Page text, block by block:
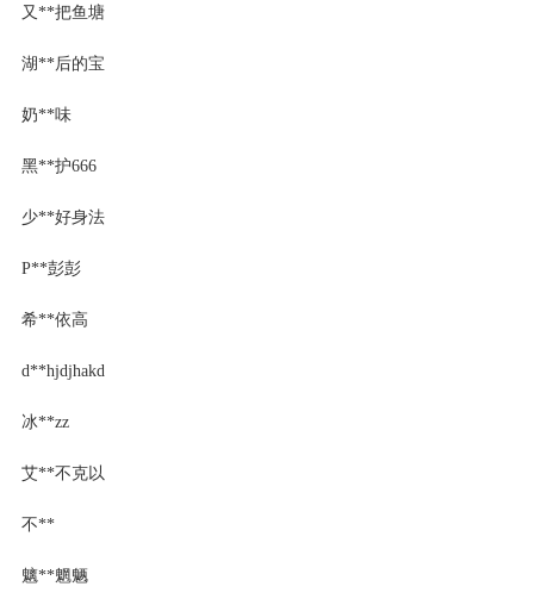
又**把鱼塘
湖**后的宝
奶**味
黑**护666
少**好身法
P**彭彭
希**依高
d**hjdjhakd
冰**zz
艾**不克以
不**
魑**魍魉